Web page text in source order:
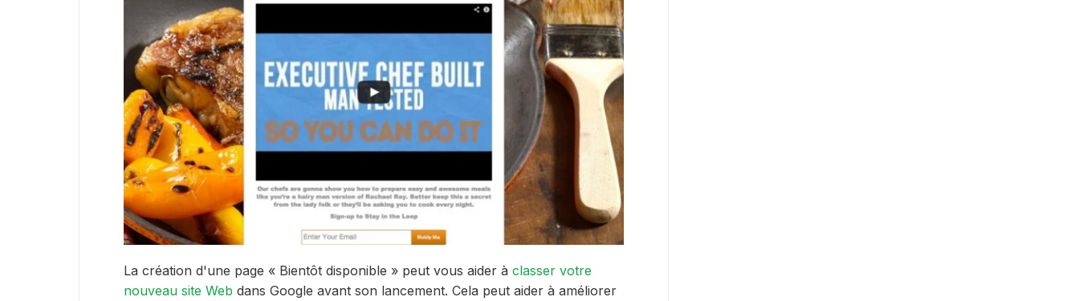
La création d'une page « Bientôt disponible » peut vous aider à classer votre
nouveau site Web dans Google avant son lancement. Cela peut aider à améliorer